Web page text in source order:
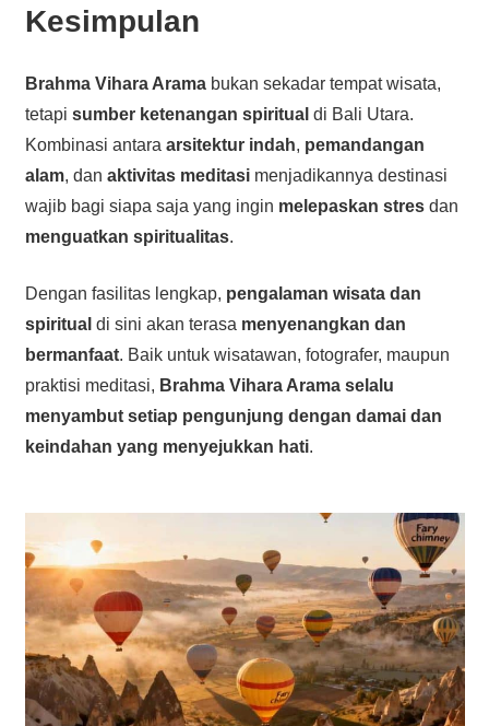
Kesimpulan
Brahma Vihara Aramabukan sekadar tempat wisata,
tetapi sumber ketenangan spiritual di Bali Utara.
Kombinasi antara arsitektur indah, pemandangan
alam, dan aktivitas meditasimenjadikannya destinasi
wajib bagi siapa saja yang ingin melepaskan stresdan
menguatkan spiritualitas.
Dengan fasilitas lengkap, pengalaman wisata dan
spiritual di sini akan terasa menyenangkan dan
bermanfaat. Baik untuk wisatawan, fotografer, maupun
praktisi meditasi, Brahma Vihara Arama selalu
menyambut setiap pengunjung dengan damai dan
keindahan yang menyejukkan hati.